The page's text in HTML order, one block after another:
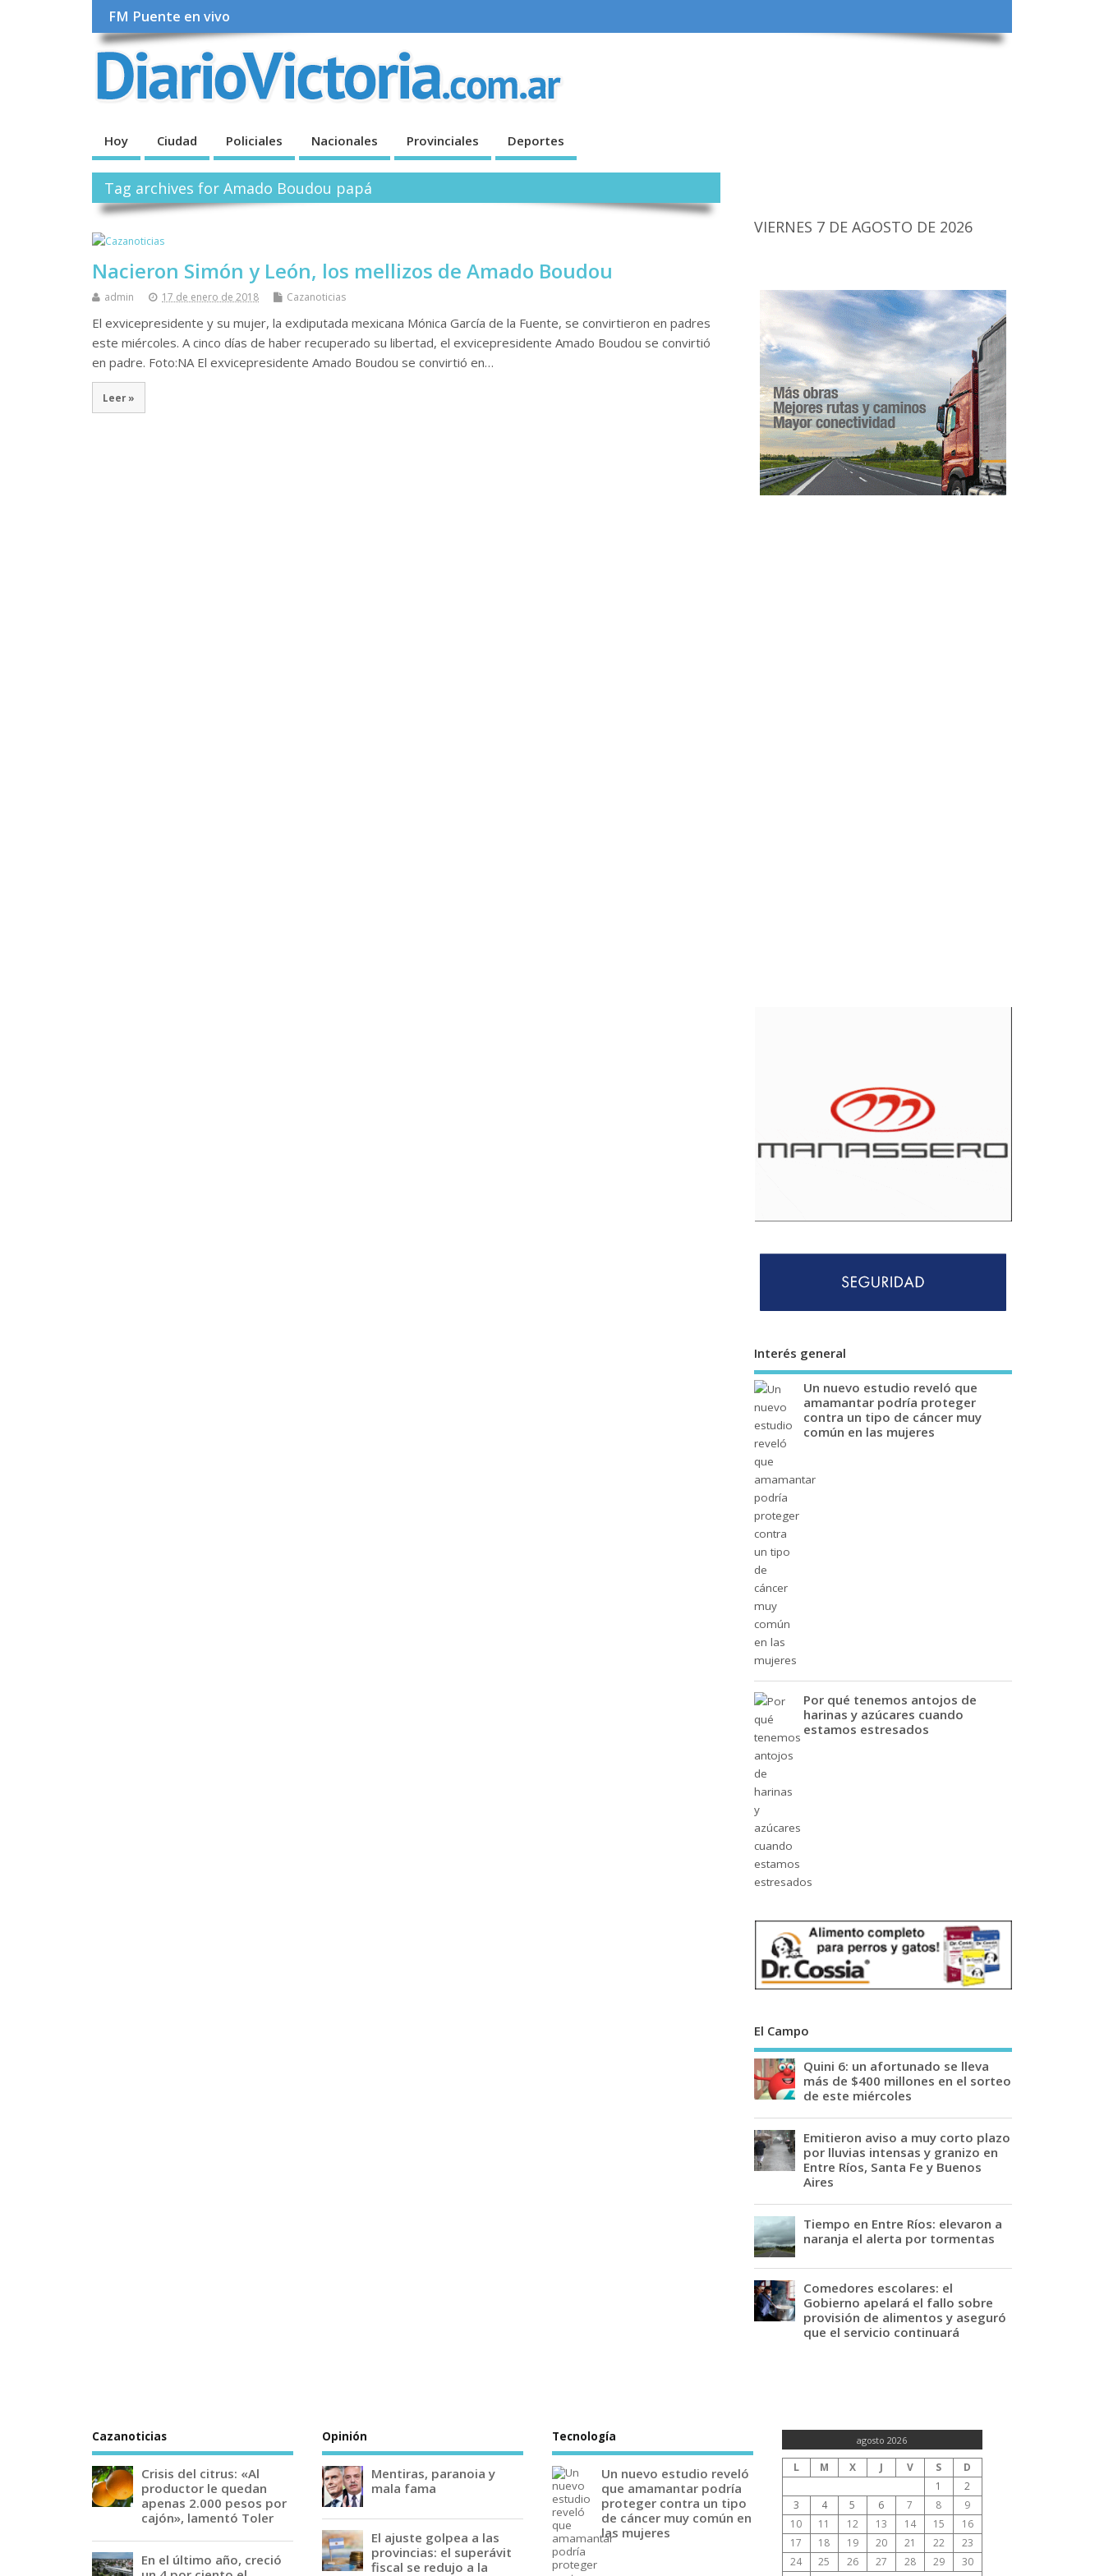
FM Puente en vivo
Hoy Ciudad Policiales Nacionales Provinciales Deportes
Tag archives for Amado Boudou papá
Nacieron Simón y León, los mellizos de Amado Boudou
admin 17 de enero de 2018 Cazanoticias
El exvicepresidente y su mujer, la exdiputada mexicana Mónica García de la Fuente, se convirtieron en padres
este miércoles. A cinco días de haber recuperado su libertad, el exvicepresidente Amado Boudou se convirtió
en padre. Foto:NA El exvicepresidente Amado Boudou se convirtió en…
Leer »
VIERNES 7 DE AGOSTO DE 2026
Interés general
Un nuevo estudio reveló que
amamantar podría proteger
contra un tipo de cáncer muy
común en las mujeres
Por qué tenemos antojos de
harinas y azúcares cuando
estamos estresados
El Campo
Quini 6: un afortunado se lleva
más de $400 millones en el sorteo
de este miércoles
Emitieron aviso a muy corto plazo
por lluvias intensas y granizo en
Entre Ríos, Santa Fe y Buenos
Aires
Tiempo en Entre Ríos: elevaron a
naranja el alerta por tormentas
Comedores escolares: el
Gobierno apelará el fallo sobre
provisión de alimentos y aseguró
que el servicio continuará
Cazanoticias
Crisis del citrus: «Al
productor le quedan
apenas 2.000 pesos por
cajón», lamentó Toler
En el último año, creció
Opinión
Mentiras, paranoia y
mala fama
El ajuste golpea a las
provincias: el superávit
fiscal se redujo a la
Tecnología
Un nuevo estudio reveló
que amamantar podría
proteger contra un tipo
de cáncer muy común en
las mujeres
agosto 2026
L M X J V S
D
1
2
3
4 5 6 7 8
9
10
11 12 13 14 15
16
17
18 19 20 21 22
23
24
25 26 27 28 29
30